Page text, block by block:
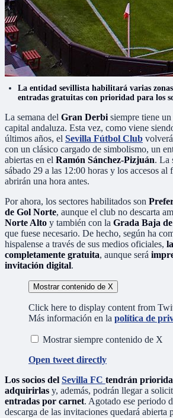
La entidad sevillista habilitará varias
entradas gratuitas con prioridad para los
La semana del Gran Derbi siempre tiene
capital andaluza. Esta vez, como viene
últimos años, el Sevilla Fútbol Club
con un clásico cargado de simbolismo, un
abiertas en el Ramón Sánchez-Pizjuán. La
sábado 29 a las 12:00 horas y los accesos al
abrirán una hora antes.
Por ahora, los sectores habilitados son
de Gol Norte, aunque el club no descarta
Norte Alto y también con la Grada Baja
que fuese necesario. De hecho, según ha
hispalense a través de sus medios oficiales,
completamente gratuita, aunque será
invitación digital.
Mostrar contenido de X
Click here to display content from
Más información en la política de
Mostrar siempre contenido de X
Open tweet directly
Los socios del Sevilla FC tendrán
adquirirlas y, además, podrán llegar a
entradas por carnet. Agotado ese periodo
descarga de las invitaciones quedará abierta